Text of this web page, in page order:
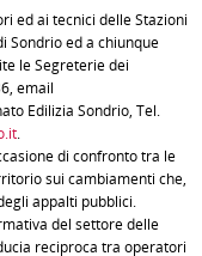
ed ai tecnici delle Stazioni
Sondrio ed a chiunque
le Segreterie dei
email
Edilizia Sondrio, Tel.
.
di confronto tra le
sui cambiamenti che,
appalti pubblici.
del settore delle
reciproca tra operatori